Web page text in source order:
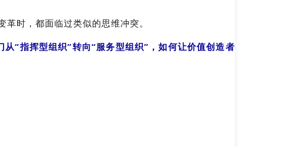
时，都面临过类似的思维冲突。
从“指挥型组织”转向“服务型组织”，如何让价值创造者